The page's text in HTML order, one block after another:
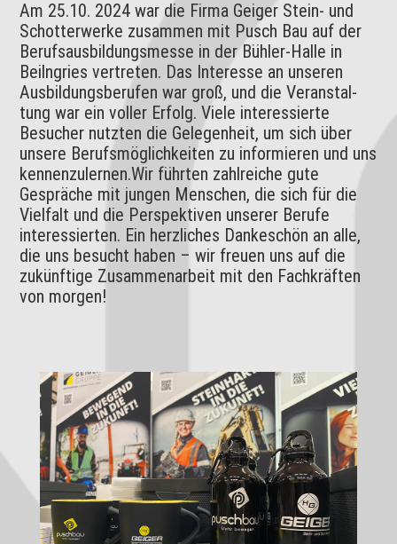
Am 25.10. 2024 war die Firma Geiger Stein- und
Schotterwerke zusammen mit Pusch Bau auf der
Berufsausbildungsmesse in der Bühler-Halle in
Beilngries ver­treten. Das Interesse an unseren
Ausbildungsberufen war groß, und die Veranstal­
tung war ein voller Erfolg. Viele interessierte
Besucher nutzten die Gelegenheit, um sich über
unsere Berufsmöglichkeiten zu informieren und uns
kennenzulernen.Wir führten zahlreiche gute
Gespräche mit jungen Menschen, die sich für die
Viel­falt und die Perspektiven unserer Berufe
interessierten. Ein herzliches Dankeschön an alle,
die uns besucht haben – wir freuen uns auf die
zukünftige Zusammenarbeit mit den Fachkräften
von morgen!